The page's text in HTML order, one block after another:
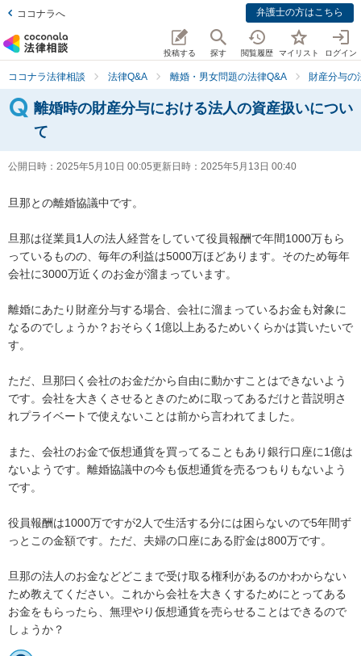
ココナラへ 弁護士の方はこちら
投稿する 探す 閲覧履歴 マイリスト ログイン
ココナラ法律相談 法律Q&A 離婚・男女問題の法律Q&A 財産分与の
離婚時の財産分与における法人の資産扱いについ
て
公開日時： 2025年5月10日 00:05更新日時： 2025年5月13日 00:40
旦那との離婚協議中です。
旦那は従業員1人の法人経営をしていて役員報酬で年間1000万もら
っているものの、毎年の利益は5000万ほどあります。そのため毎年
会社に3000万近くのお金が溜まっています。
離婚にあたり財産分与する場合、会社に溜まっているお金も対象に
なるのでしょうか？おそらく1億以上あるためいくらかは貰いたいで
す。
ただ、旦那曰く会社のお金だから自由に動かすことはできないよう
です。会社を大きくさせるときのために取ってあるだけと昔説明さ
れプライベートで使えないことは前から言われてました。
また、会社のお金で仮想通貨を買ってることもあり銀行口座に1億は
ないようです。離婚協議中の今も仮想通貨を売るつもりもないよう
です。
役員報酬は1000万ですが2人で生活する分には困らないので5年間ず
っとこの金額です。ただ、夫婦の口座にある貯金は800万です。
旦那の法人のお金などどこまで受け取る権利があるのかわからない
ため教えてください。これから会社を大きくするためにとってある
お金をもらったら、無理やり仮想通貨を売らせることはできるので
しょうか？